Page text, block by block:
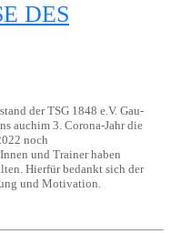
V
der TSG 1848 e.V. Gau-
auchim 3. Corona-Jahr die
noch
und Trainer haben
Hierfür bedankt sich der
und Motivation.